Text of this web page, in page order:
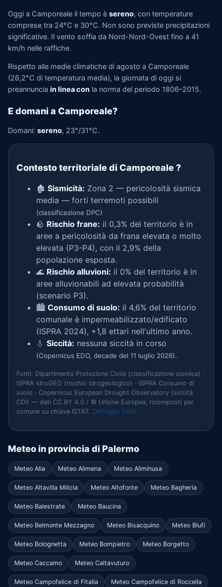
Oggi a Camporeale il tempo è sereno, con temperature
comprese tra 24°C e 30°C. Non sono previste precipitazioni
significative. Il vento soffia da Nord-Nord-Ovest fino a 41
km/h nelle raffiche.
Rispetto alle medie climatiche di agosto a Camporeale
(26,2°C di temperatura media), la giornata di oggi si
preannuncia in linea con la norma del periodo 1806–2015.
E domani a Camporeale?
Domani: sereno, 23°/31°C.
Contesto territoriale di Camporeale?
🏚️ Sismicità: Zona 2 — pericolosità sismica
media — forti terremoti possibili
(classificazione DPC)
🪨 Rischio frane: il 0,3% del territorio è in
aree a pericolosità da frana elevata o molto
elevata (P3-P4), con il 2,9% della
popolazione esposta.
🌊 Rischio alluvioni: il 0% del territorio è in
aree alluvionabili ad elevata probabilità
(scenario P3).
🏙️ Consumo di suolo: il 4,6% del territorio
comunale è impermeabilizzato/edificato
(ISPRA 2024), +1,8 ettari nell'ultimo anno.
💧 Siccità: nessuna siccità in corso
(Copernicus EDO, decade del 11 luglio 2026).
Fonti: Dipartimento Protezione Civile (classificazione sismica) ·
ISPRA IdroGEO (rischio idrogeologico) · ISPRA Consumo di
suolo · Copernicus European Drought Observatory (siccità
CDI) — dati CC BY 4.0 / © Unione Europea, ricomposti per
comune su chiave ISTAT. Dettaglio fonti.
Meteo in provincia di Palermo
Meteo Alia Meteo Alimena Meteo Aliminusa
Meteo Altavilla Milicia Meteo Altofonte Meteo Bagheria
Meteo Balestrate Meteo Baucina
Meteo Belmonte Mezzagno Meteo Bisacquino Meteo Blufi
Meteo Bolognetta Meteo Bompietro Meteo Borgetto
Meteo Caccamo Meteo Caltavuturo
Meteo Campofelice di Fitalia Meteo Campofelice di Roccella